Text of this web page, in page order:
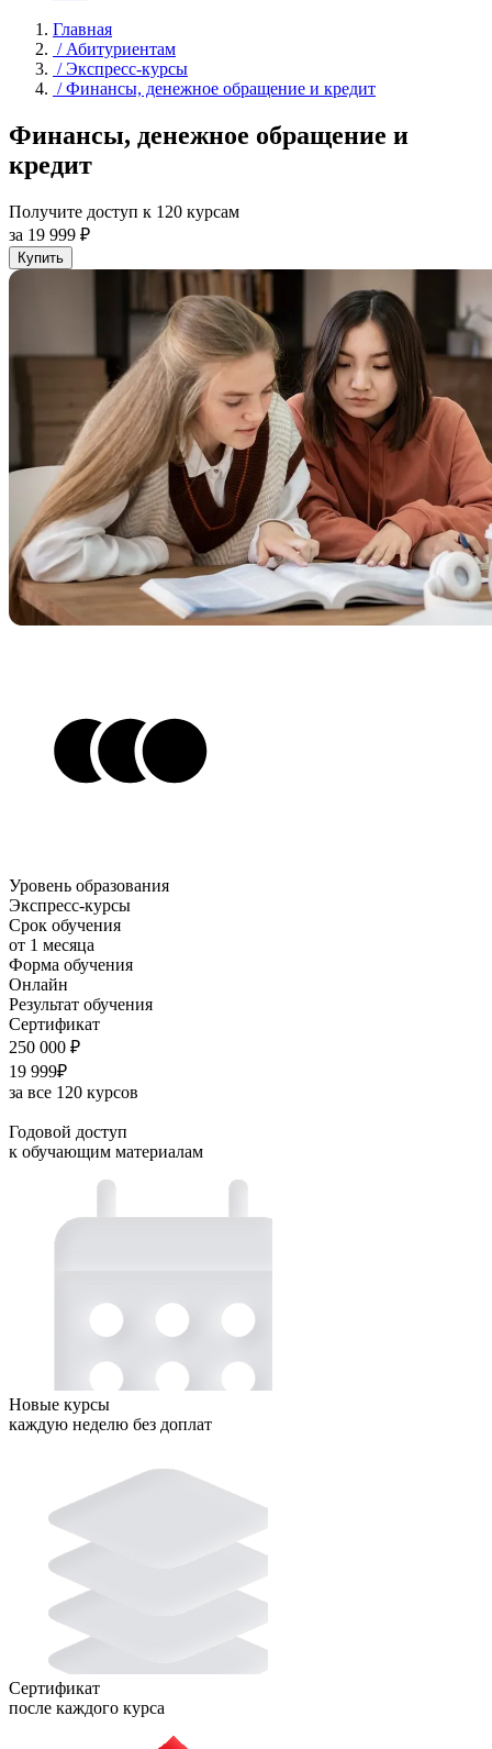
Главная
/Абитуриентам
/Экспресс-курсы
/Финансы, денежное обращение и кредит
Финансы, денежное обращение и
кредит
Получите доступ к 120 курсам
за 19 999 ₽
Купить
Уровень образования
Экспресс-курсы
Срок обучения
от 1 месяца
Форма обучения
Онлайн
Результат обучения
Сертификат
250 000 ₽
19 999₽
за все 120 курсов
Годовой доступ
к обучающим материалам
Новые курсы
каждую неделю без доплат
Сертификат
после каждого курса